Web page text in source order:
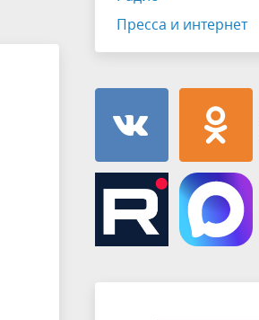
Объявления
Информационные материалы
Пресса и интернет